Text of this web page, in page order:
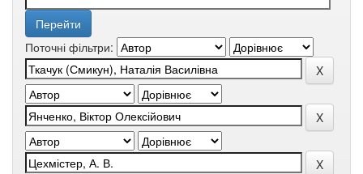
Поточні фільтри: